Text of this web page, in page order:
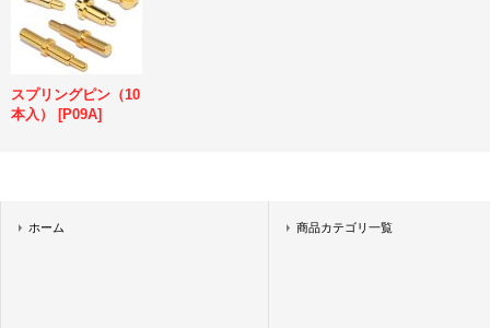
スプリングピン（10
本入）
[P09A]
ホーム 商品カテゴリ一覧